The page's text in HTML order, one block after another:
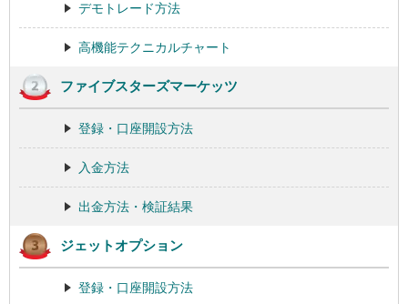
デモトレード方法
高機能テクニカルチャート
ファイブスターズマーケッツ
登録・口座開設方法
入金方法
出金方法・検証結果
ジェットオプション
登録・口座開設方法